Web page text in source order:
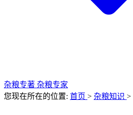
杂粮专著 杂粮专家
您现在所在的位置: 首页 > 杂粮知识 >